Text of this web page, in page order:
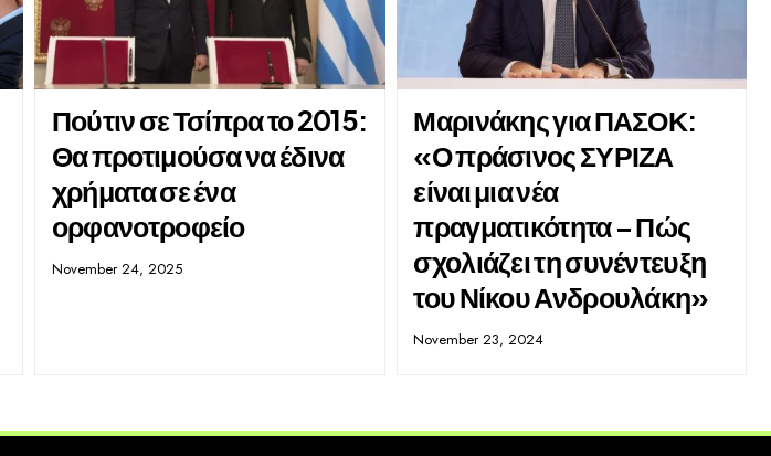
Πούτιν σε Τσίπρα το 2015:
Θα προτιμούσα να έδινα
χρήματα σε ένα
ορφανοτροφείο
November 24, 2025
Μαρινάκης για ΠΑΣΟΚ:
«Ο πράσινος ΣΥΡΙΖΑ
είναι μια νέα
πραγματικότητα – Πώς
σχολιάζει τη συνέντευξη
του Νίκου Ανδρουλάκη»
November 23, 2024